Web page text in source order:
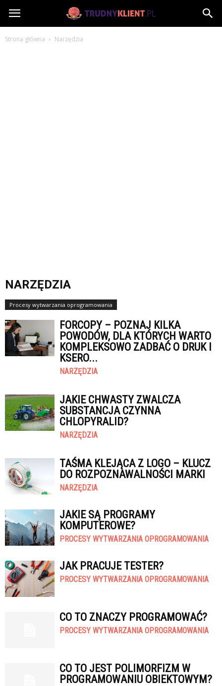
TrudnyKlient.pl
Strona główna Narzędzia
NARZĘDZIA
Procesy wytwarzania oprogramowania
FORCOPY – POZNAJ KILKA
POWODÓW, DLA KTÓRYCH WARTO
KOMPLEKSOWO ZADBAĆ O DRUK I
KSERO...
NARZĘDZIA
JAKIE CHWASTY ZWALCZA
SUBSTANCJA CZYNNA
CHLOPYRALID?
NARZĘDZIA
TAŚMA KLEJĄCA Z LOGO – KLUCZ
DO ROZPOZNAWALNOŚCI MARKI
NARZĘDZIA
JAKIE SĄ PROGRAMY
KOMPUTEROWE?
PROCESY WYTWARZANIA OPROGRAMOWANIA
JAK PRACUJE TESTER?
PROCESY WYTWARZANIA OPROGRAMOWANIA
CO TO ZNACZY PROGRAMOWAĆ?
PROCESY WYTWARZANIA OPROGRAMOWANIA
CO TO JEST POLIMORFIZM W
PROGRAMOWANIU OBIEKTOWYM?